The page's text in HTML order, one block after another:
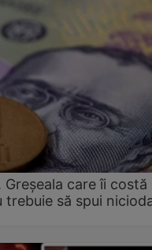
care îi costă
trebuie să spui